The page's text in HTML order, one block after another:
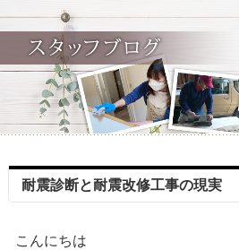
耐震診断と耐震改修工事の現実
こんにちは